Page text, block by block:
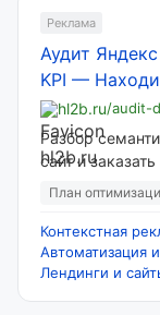
Реклама
Аудит
KPI —
hl2b.ru/audit-
Разбор
сайт и заказать
План
Контекстная
Автоматизация
Лендинги и